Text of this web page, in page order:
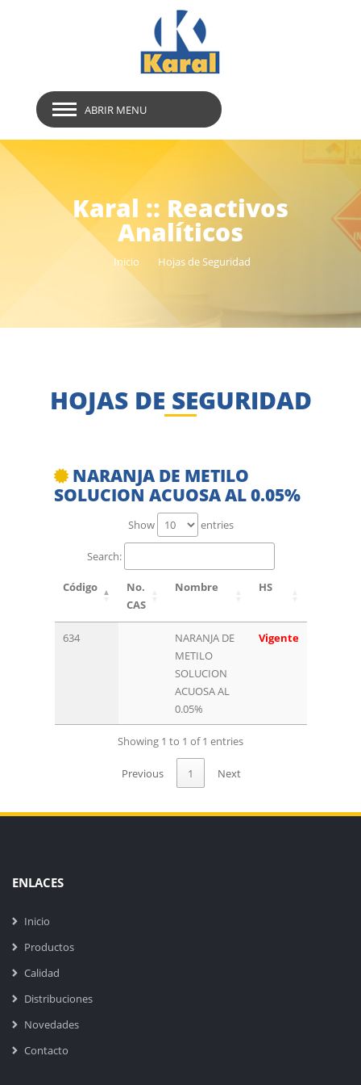
ABRIR MENU
Karal :: Reactivos
Analíticos
Inicio Hojas de Seguridad
HOJAS DE SEGURIDAD
NARANJA DE METILO
SOLUCION ACUOSA AL 0.05%
Show entries
Search:
Código
No.
CAS
Nombre HS
634
NARANJA DE
METILO
SOLUCION
ACUOSA AL
0.05%
Vigente
Showing 1 to 1 of 1 entries
Previous 1 Next
ENLACES
Inicio
Productos
Calidad
Distribuciones
Novedades
Contacto